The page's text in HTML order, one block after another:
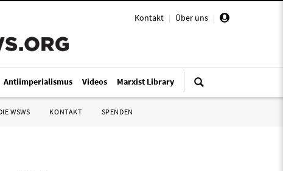
Kontakt | Über uns |
Antiimperialismus Videos Marxist Library
WSWS KONTAKT SPENDEN